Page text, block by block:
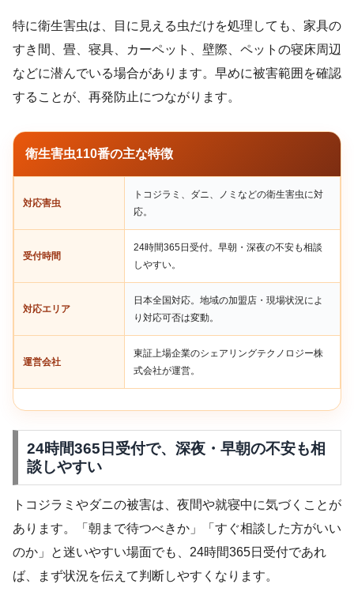
特に衛生害虫は、目に見える虫だけを処理しても、家具の
すき間、畳、寝具、カーペット、壁際、ペットの寝床周辺
などに潜んでいる場合があります。早めに被害範囲を確認
することが、再発防止につながります。
衛生害虫110番の主な特徴
対応害虫
トコジラミ、ダニ、ノミなどの衛生害虫に対
応。
受付時間
24時間365日受付。早朝・深夜の不安も相談
しやすい。
対応エリア
日本全国対応。地域の加盟店・現場状況によ
り対応可否は変動。
運営会社
東証上場企業のシェアリングテクノロジー株
式会社が運営。
24時間365日受付で、深夜・早朝の不安も相
談しやすい
トコジラミやダニの被害は、夜間や就寝中に気づくことが
あります。「朝まで待つべきか」「すぐ相談した方がいい
のか」と迷いやすい場面でも、24時間365日受付であれ
ば、まず状況を伝えて判断しやすくなります。